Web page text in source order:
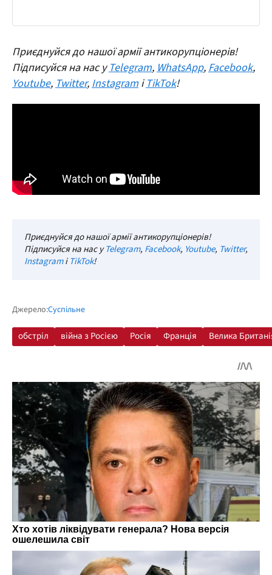
Приєднуйся до нашої армії антикорупціонерів!
Підписуйся на нас уTelegram,WhatsApp,Facebook,
Youtube,Twitter,Instagram іTikTok!
Приєднуйся до нашої армії антикорупціонерів!
Підписуйся на нас уTelegram, Facebook, Youtube, Twitter,
InstagramіTikTok!
Джерело:Суспільне
обстріл війна з Росією Росія Франція Велика